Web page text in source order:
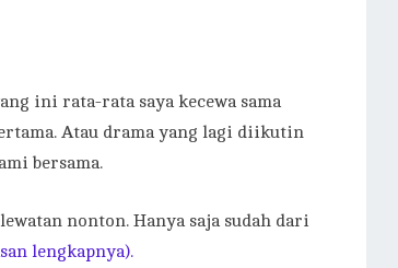
ini rata-rata saya kecewa sama
Atau drama yang lagi diikutin
bersama.
nonton. Hanya saja sudah dari
lengkapnya).